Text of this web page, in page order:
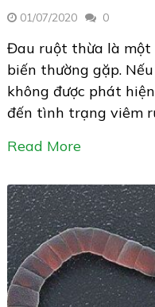
01/07/2020 0
Đau ruột thừa là một
biến thường gặp.
không được phát
đến tình trạng viêm
Read More